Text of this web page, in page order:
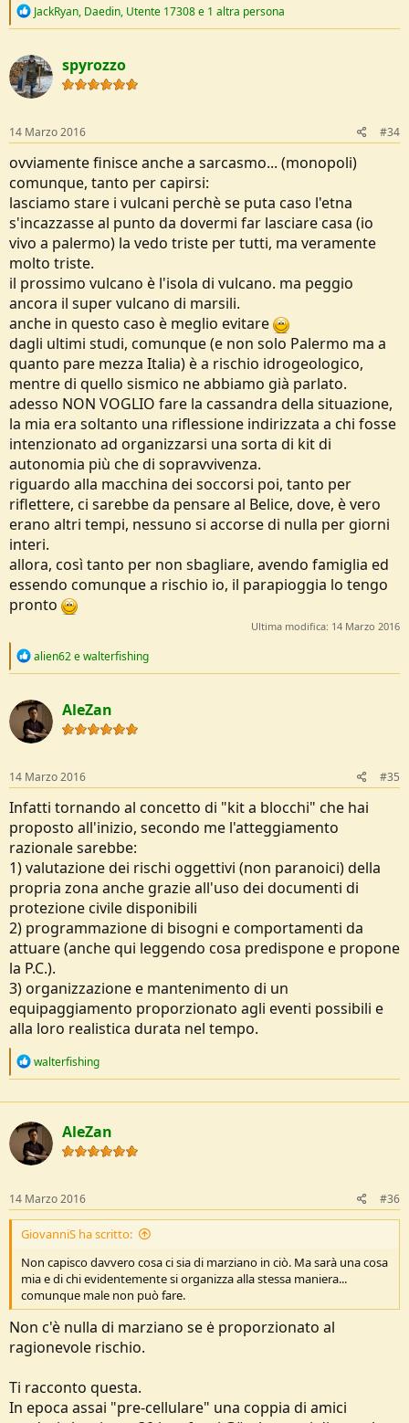
R
c
t
i
o
s
:
JackRyan, Daedin, Utente 17308e 1 altra persona
spyrozzo
14 Marzo 2016 #34
ovviamente finisce anche a sarcasmo... (monopoli)
comunque, tanto per capirsi:
lasciamo stare i vulcani perchè se puta caso l'etna
s'incazzasse al punto da dovermi far lasciare casa (io
vivo a palermo) la vedo triste per tutti, ma veramente
molto triste.
il prossimo vulcano è l'isola di vulcano. ma peggio
ancora il super vulcano di marsili.
anche in questo caso è meglio evitare
dagli ultimi studi, comunque (e non solo Palermo ma a
quanto pare mezza Italia) è a rischio idrogeologico,
mentre di quello sismico ne abbiamo già parlato.
adesso NON VOGLIO fare la cassandra della situazione,
la mia era soltanto una riflessione indirizzata a chi fosse
intenzionato ad organizzarsi una sorta di kit di
autonomia più che di sopravvivenza.
riguardo alla macchina dei soccorsi poi, tanto per
riflettere, ci sarebbe da pensare al Belice, dove, è vero
erano altri tempi, nessuno si accorse di nulla per giorni
interi.
allora, così tanto per non sbagliare, avendo famiglia ed
essendo comunque a rischio io, il parapioggia lo tengo
pronto
Ultima modifica: 14 Marzo 2016
R
c
t
i
o
s
:
alien62ewalterfishing
AleZan
14 Marzo 2016 #35
Infatti tornando al concetto di "kit a blocchi" che hai
proposto all'inizio, secondo me l'atteggiamento
razionale sarebbe:
1) valutazione dei rischi oggettivi (non paranoici) della
propria zona anche grazie all'uso dei documenti di
protezione civile disponibili
2) programmazione di bisogni e comportamenti da
attuare (anche qui leggendo cosa predispone e propone
la P.C.).
3) organizzazione e mantenimento di un
equipaggiamento proporzionato agli eventi possibili e
alla loro realistica durata nel tempo.
R
c
t
i
o
n
:
walterfishing
AleZan
14 Marzo 2016 #36
GiovanniS ha scritto:
Non capisco davvero cosa ci sia di marziano in ciò. Ma sarà una cosa
mia e di chi evidentemente si organizza alla stessa maniera...
comunque male non può fare.
Non c'è nulla di marziano se ė proporzionato al
ragionevole rischio.
Ti racconto questa.
In epoca assai "pre-cellulare" una coppia di amici